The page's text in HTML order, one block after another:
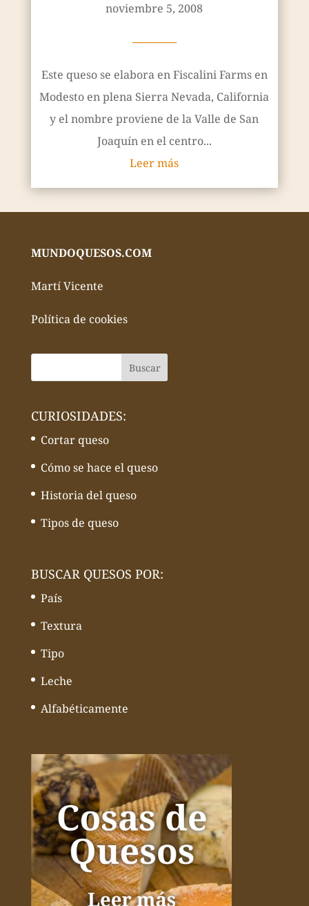
noviembre 5, 2008
————
Este queso se elabora en Fiscalini Farms en
Modesto en plena Sierra Nevada, California
y el nombre proviene de la Valle de San
Joaquín en el centro...
Leer más
MUNDOQUESOS.COM
Martí Vicente
Política de cookies
CURIOSIDADES:
Cortar queso
Cómo se hace el queso
Historia del queso
Tipos de queso
BUSCAR QUESOS POR:
País
Textura
Tipo
Leche
Alfabéticamente